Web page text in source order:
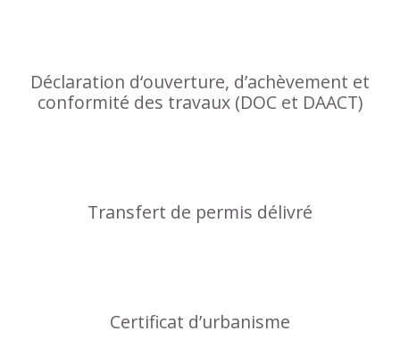
Déclaration d‘ouverture, d’achèvement et
conformité des travaux (DOC et DAACT)
Transfert de permis délivré
Certificat d’urbanisme